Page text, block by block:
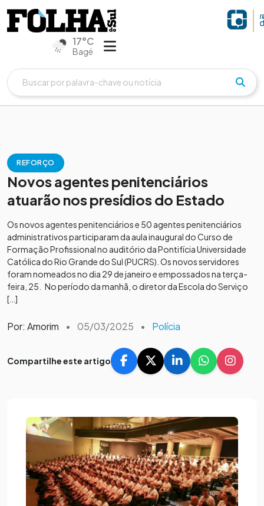
17°C
Bagé
REFORÇO
Novos agentes penitenciários
atuarão nos presídios do Estado
Os novos agentes penitenciários e 50 agentes penitenciários
administrativos participaram da aula inaugural do Curso de
Formação Profissional no auditório da Pontifícia Universidade
Católica do Rio Grande do Sul (PUCRS). Os novos servidores
foram nomeados no dia 29 de janeiro e empossados na terça-
feira, 25. No período da manhã, o diretor da Escola do Serviço
[…]
Por: Amorim • 05/03/2025 • Polícia
Compartilhe este artigo